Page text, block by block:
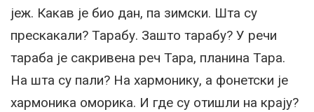
јеж. Какав је био дан, па зимски. Шта су
прескакали? Тарабу. Зашто тарабу? У речи
тараба је сакривена реч Тара, планина Тара.
На шта су пали? На хармонику, а фонетски је
хармоника оморика. И где су отишли на крају?